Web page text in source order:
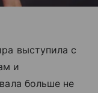
выступила с
и
больше не